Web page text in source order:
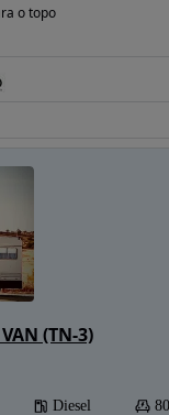
o topo
(TN-3)
Diesel